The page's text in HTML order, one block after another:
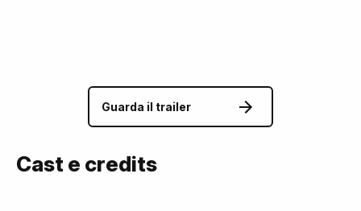
Guarda il trailer
Cast e credits